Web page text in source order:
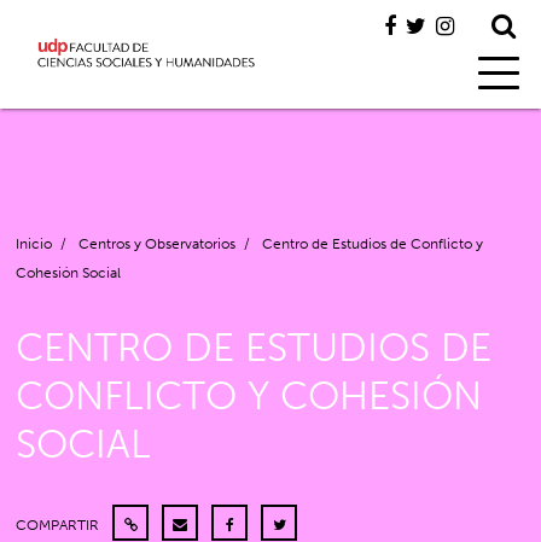
Inicio / Centros y Observatorios /
Centro de Estudios de Conflicto y
Cohesión Social
CENTRO DE ESTUDIOS DE
CONFLICTO Y COHESIÓN
SOCIAL
COMPARTIR